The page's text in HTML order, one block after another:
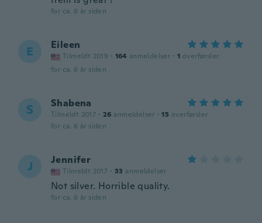
for ca. 6 år siden
E Eileen
Tilmeldt 2019 · 164 anmeldelser · 1 overførsler
for ca. 6 år siden
S Shabena
Tilmeldt 2017 · 26 anmeldelser · 15 overførsler
for ca. 6 år siden
J Jennifer
Tilmeldt 2017 · 33 anmeldelser
Not silver. Horrible quality.
for ca. 6 år siden